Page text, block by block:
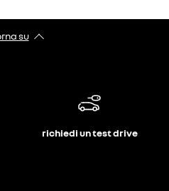
su
richiedi un test drive